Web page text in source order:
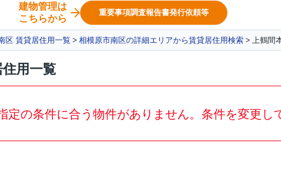
建物管理は
こちらから
重要事項調査報告書発行依頼等
区 賃貸居住用一覧 相模原市南区の詳細エリアから賃貸居住用検索 上鶴間
用一覧
定の条件に合う物件がありません。条件を変更し